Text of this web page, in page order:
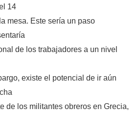
14
mesa. Este sería un paso
de los trabajadores a un nivel
existe el potencial de ir aún
de los militantes obreros en Grecia,